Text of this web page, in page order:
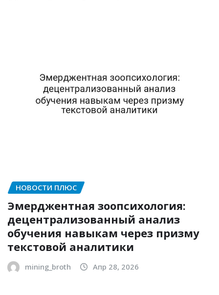
НОВОСТИ ПЛЮС
Эмерджентная зоопсихология:
децентрализованный анализ
обучения навыкам через призму
текстовой аналитики
mining_broth Апр 28, 2026